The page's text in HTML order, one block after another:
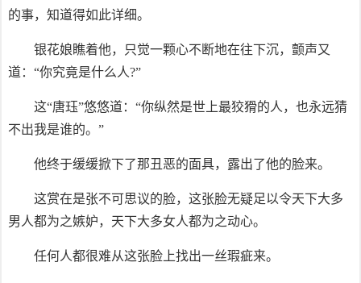
的事，知道得如此详细。
银花娘瞧着他，只觉一颗心不断地在往下沉，颤声又
道：“你究竟是什么人?”
这“唐珏”悠悠道：“你纵然是世上最狡猾的人，也永远猜
不出我是谁的。”
他终于缓缓掀下了那丑恶的面具，露出了他的脸来。
这赏在是张不可思议的脸，这张脸无疑足以令天下大多
男人都为之嫉妒，天下大多女人都为之动心。
任何人都很难从这张脸上找出一丝瑕疵来。